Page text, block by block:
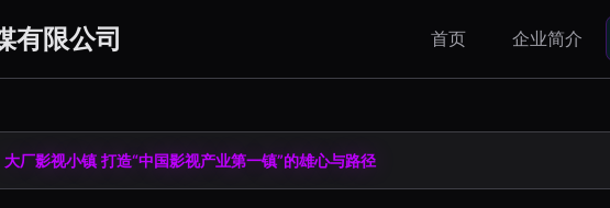
有限公司 首页 企业简介
大厂影视小镇 打造“中国影视产业第一镇”的雄心与路径